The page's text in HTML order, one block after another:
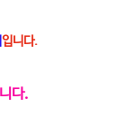
입니다.
다.